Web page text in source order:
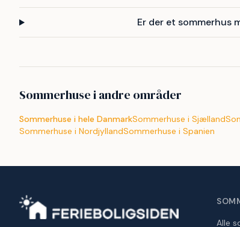
Er der et sommerhus
Sommerhuse i andre områder
Sommerhuse i hele DanmarkSommerhuse i Sjælland
Sommerhuse i NordjyllandSommerhuse i Spanien
Alle